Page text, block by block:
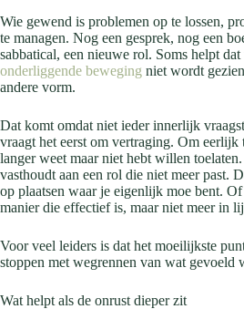
Wie gewend is problemen op te lossen,
te managen. Nog een gesprek, nog een
sabbatical, een nieuwe rol. Soms helpt
onderliggende beweging niet wordt
andere vorm.
Dat komt omdat niet ieder innerlijk
vraagt het eerst om vertraging. Om
langer weet maar niet hebt willen
vasthoudt aan een rol die niet meer past.
op plaatsen waar je eigenlijk moe bent.
manier die effectief is, maar niet meer in
Voor veel leiders is dat het moeilijkste
stoppen met wegrennen van wat gevoeld
Wat helpt als de onrust dieper zit